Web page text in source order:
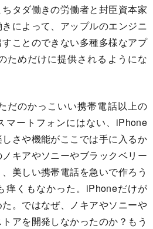
タダ働きの労働者と封臣資本家
によって、アップルのエンジニ
ことのできない多種多様なアプ
ためだけに提供されるようにな
だのかっこいい携帯電話以上の
マートフォンにはない、iPhone
さや機能がここでは手に入るか
キアやソニーやブラックベリー
美しい携帯電話を急いで作ろう
痒くもなかった。iPhoneだけが
。ではなぜ、ノキアやソニーや
アを開発しなかったのか？もう